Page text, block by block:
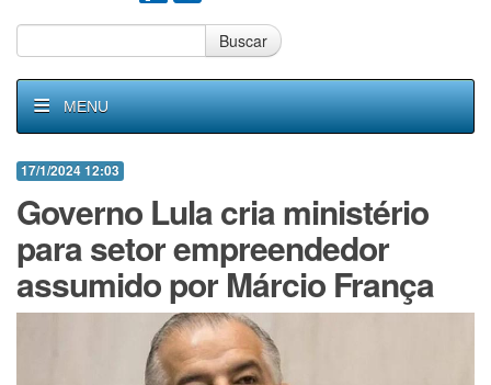
Buscar
MENU
17/1/2024 12:03
Governo Lula cria ministério
para setor empreendedor
assumido por Márcio França